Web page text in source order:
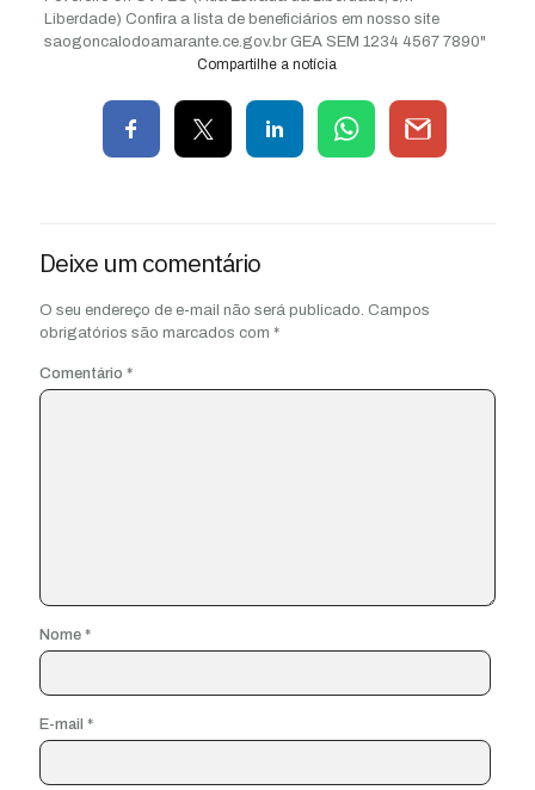
Compartilhe a notícia
Deixe um comentário
O seu endereço de e-mail não será publicado. Campos
obrigatórios são marcados com *
Comentário *
Nome *
E-mail *